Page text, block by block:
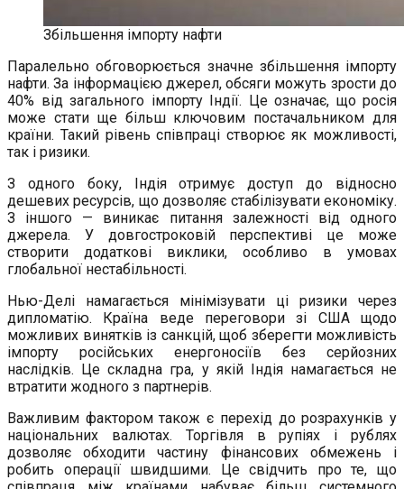
Збільшення імпорту нафти
Паралельно обговорюється значне збільшення імпорту
нафти. За інформацією джерел, обсяги можуть зрости до
40% від загального імпорту Індії. Це означає, що росія
може стати ще більш ключовим постачальником для
країни. Такий рівень співпраці створює як можливості,
так і ризики.
З одного боку, Індія отримує доступ до відносно
дешевих ресурсів, що дозволяє стабілізувати економіку.
З іншого — виникає питання залежності від одного
джерела. У довгостроковій перспективі це може
створити додаткові виклики, особливо в умовах
глобальної нестабільності.
Нью-Делі намагається мінімізувати ці ризики через
дипломатію. Країна веде переговори зі США щодо
можливих винятків із санкцій, щоб зберегти можливість
імпорту російських енергоносіїв без серйозних
наслідків. Це складна гра, у якій Індія намагається не
втратити жодного з партнерів.
Важливим фактором також є перехід до розрахунків у
національних валютах. Торгівля в рупіях і рублях
дозволяє обходити частину фінансових обмежень і
робить операції швидшими. Це свідчить про те, що